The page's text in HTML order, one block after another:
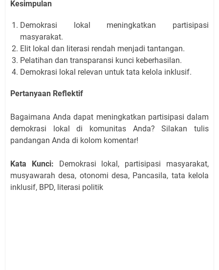
Kesimpulan
Demokrasi lokal meningkatkan partisipasi
masyarakat.
Elit lokal dan literasi rendah menjadi tantangan.
Pelatihan dan transparansi kunci keberhasilan.
Demokrasi lokal relevan untuk tata kelola inklusif.
Pertanyaan Reflektif
Bagaimana Anda dapat meningkatkan partisipasi dalam
demokrasi lokal di komunitas Anda? Silakan tulis
pandangan Anda di kolom komentar!
Kata Kunci: Demokrasi lokal, partisipasi masyarakat,
musyawarah desa, otonomi desa, Pancasila, tata kelola
inklusif, BPD, literasi politik